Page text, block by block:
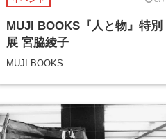
MUJI BOOKS『人と物』特別
展 宮脇綾子
MUJI BOOKS